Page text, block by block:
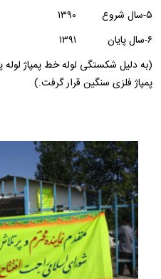
۵-سال شروع ۱۳۹۰
۶-سال پایان ۱۳۹۱
(به دلیل شکستگی لوله خط پمپاژ
پمپاژ فلزی سنگین قرار گرفت.)